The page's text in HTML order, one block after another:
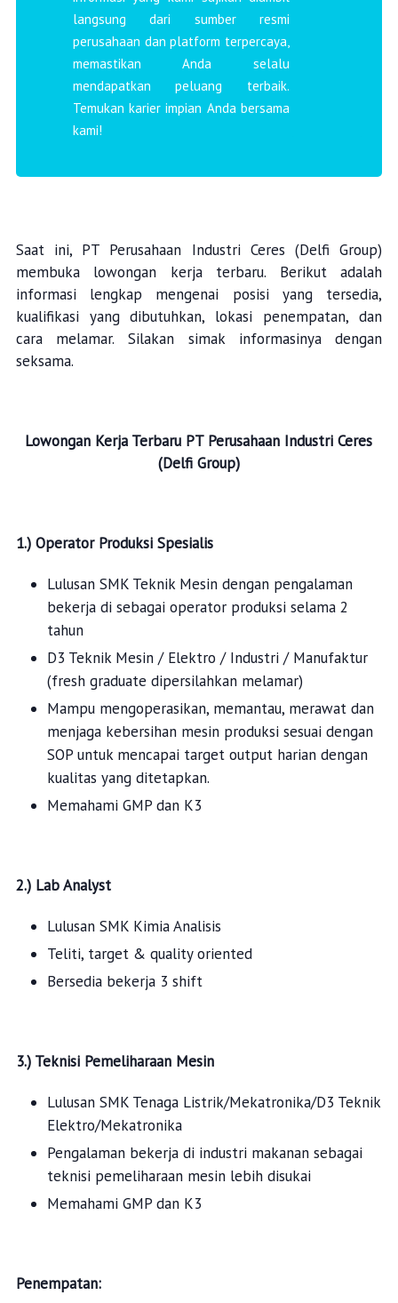
langsung dari sumber resmi
perusahaan dan platform terpercaya,
memastikan Anda selalu
mendapatkan peluang terbaik.
Temukan karier impian Anda bersama
kami!
Saat ini, PT Perusahaan Industri Ceres (Delfi Group)
membuka lowongan kerja terbaru. Berikut adalah
informasi lengkap mengenai posisi yang tersedia,
kualifikasi yang dibutuhkan, lokasi penempatan, dan
cara melamar. Silakan simak informasinya dengan
seksama.
Lowongan Kerja Terbaru PT Perusahaan Industri Ceres
(Delfi Group)
1.) Operator Produksi Spesialis
Lulusan SMK Teknik Mesin dengan pengalaman
bekerja di sebagai operator produksi selama 2
tahun
D3 Teknik Mesin / Elektro / Industri / Manufaktur
(fresh graduate dipersilahkan melamar)
Mampu mengoperasikan, memantau, merawat dan
menjaga kebersihan mesin produksi sesuai dengan
SOP untuk mencapai target output harian dengan
kualitas yang ditetapkan.
Memahami GMP dan K3
2.) Lab Analyst
Lulusan SMK Kimia Analisis
Teliti, target & quality oriented
Bersedia bekerja 3 shift
3.) Teknisi Pemeliharaan Mesin
Lulusan SMK Tenaga Listrik/Mekatronika/D3 Teknik
Elektro/Mekatronika
Pengalaman bekerja di industri makanan sebagai
teknisi pemeliharaan mesin lebih disukai
Memahami GMP dan K3
Penempatan: